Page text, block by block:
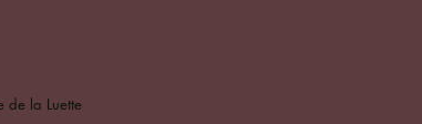
la Luette